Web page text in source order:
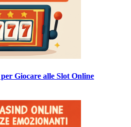
Giocare alle Slot Online